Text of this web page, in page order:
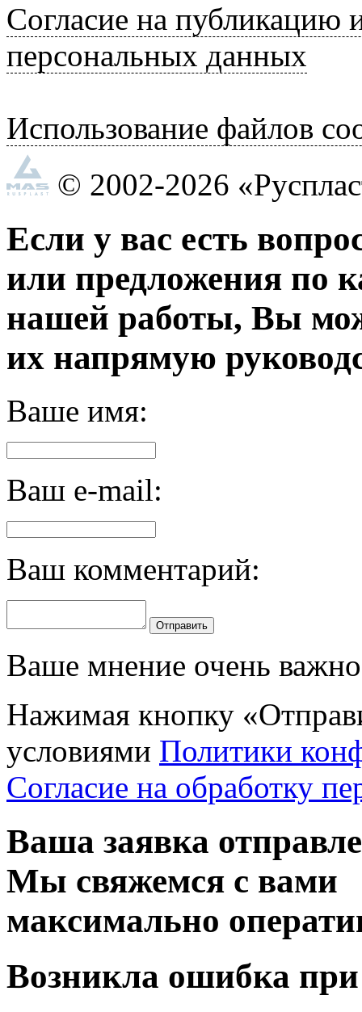
Согласие на публикацию
персональных данных
Использование файлов
© 2002-2026
Если у вас есть
или предложения по
нашей работы, Вы
их напрямую
Ваше имя:
Ваш e-mail:
Ваш комментарий:
Отправить
Ваше мнение очень
Нажимая кнопку
условиями Политики
Согласие на обработку
Ваша заявка
Мы свяжемся с вами
максимально
Возникла ошибка при